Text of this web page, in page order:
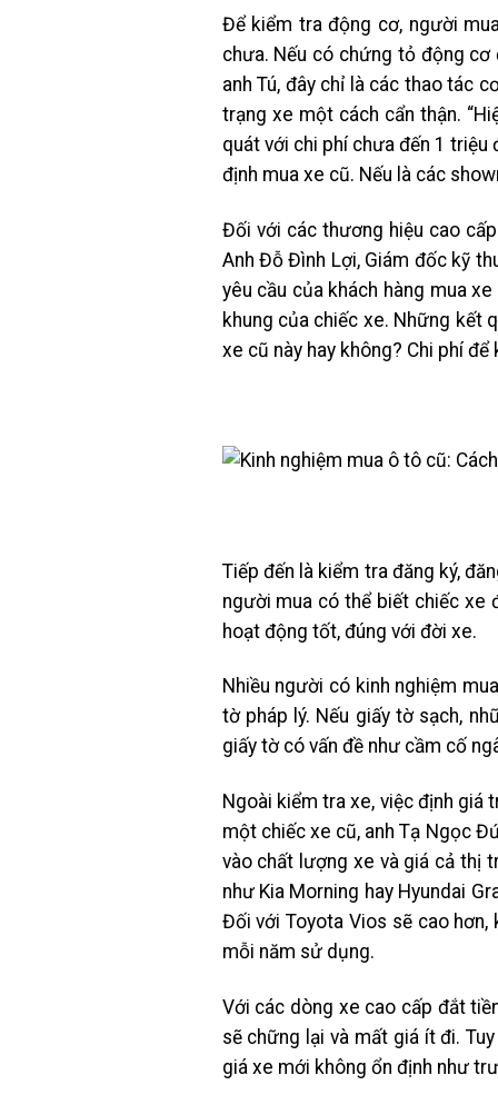
Để kiểm tra động cơ, người
chưa. Nếu có chứng tỏ động
anh Tú, đây chỉ là các thao tác
trạng xe một cách cẩn thận.
quát với chi phí chưa đến 1
định mua xe cũ. Nếu là các
Đối với các thương hiệu cao
Anh Đỗ Đình Lợi, Giám đốc kỹ
yêu cầu của khách hàng mua
khung của chiếc xe. Những kết
xe cũ này hay không? Chi phí
Tiếp đến là kiểm tra đăng ký,
người mua có thể biết chiếc xe
hoạt động tốt, đúng với đời xe.
Nhiều người có kinh nghiệm
tờ pháp lý. Nếu giấy tờ sạch,
giấy tờ có vấn đề như cầm cố
Ngoài kiểm tra xe, việc định
một chiếc xe cũ, anh Tạ Ngọc
vào chất lượng xe và giá cả thị
như Kia Morning hay Hyundai
Đối với Toyota Vios sẽ cao hơn,
mỗi năm sử dụng.
Với các dòng xe cao cấp đắt
sẽ chững lại và mất giá ít đi.
giá xe mới không ổn định như